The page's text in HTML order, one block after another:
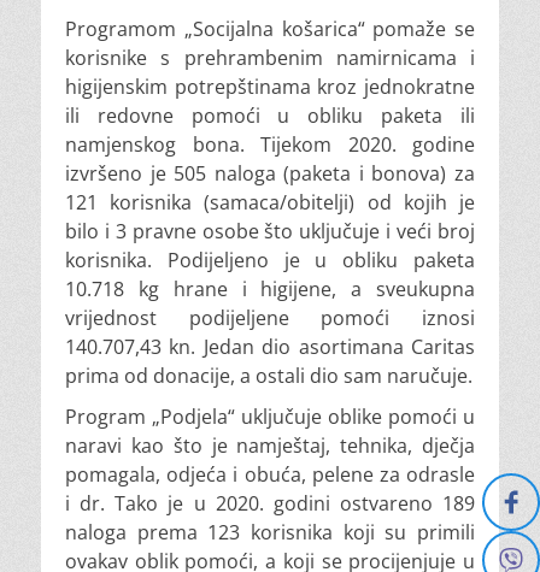
Programom „Socijalna košarica“ pomaže se
korisnike s prehrambenim namirnicama i
higijenskim potrepštinama kroz jednokratne
ili redovne pomoći u obliku paketa ili
namjenskog bona. Tijekom 2020. godine
izvršeno je 505 naloga (paketa i bonova) za
121 korisnika (samaca/obitelji) od kojih je
bilo i 3 pravne osobe što uključuje i veći broj
korisnika. Podijeljeno je u obliku paketa
10.718 kg hrane i higijene, a sveukupna
vrijednost podijeljene pomoći iznosi
140.707,43 kn. Jedan dio asortimana Caritas
prima od donacije, a ostali dio sam naručuje.
Program „Podjela“ uključuje oblike pomoći u
naravi kao što je namještaj, tehnika, dječja
pomagala, odjeća i obuća, pelene za odrasle
i dr. Tako je u 2020. godini ostvareno 189
naloga prema 123 korisnika koji su primili
ovakav oblik pomoći, a koji se procijenjuje u